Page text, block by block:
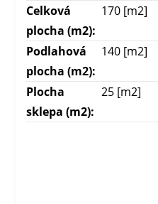
Celková
plocha (m2):
170 [m2]
Podlahová
plocha (m2):
140 [m2]
Plocha
sklepa (m2):
25 [m2]